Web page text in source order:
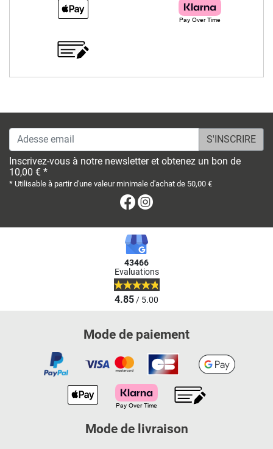
Adesse email
Inscrivez-vous à notre newsletter et obtenez un bon de
10,00 € *
* Utilisable à partir d'une valeur minimale d'achat de 50,00 €
Facebook
43466
Evaluations
4.85/ 5.00
Mode de paiement
Mode de livraison